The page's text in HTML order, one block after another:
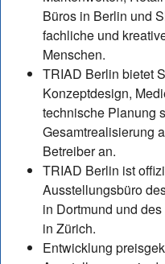
Büros in Berlin und
fachliche und
Menschen.
TRIAD Berlin bietet
Konzeptdesign,
technische Planung
Gesamtrealisierung
Betreiber an.
TRIAD Berlin ist
Ausstellungsbüro
in Dortmund und
in Zürich.
Entwicklung